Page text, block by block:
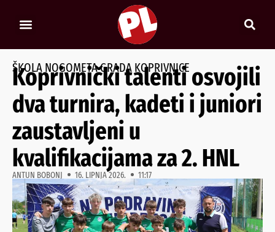
ŠKOLA NOGOMETA GRADA KOPRIVNICE
Koprivnički talenti osvojili
dva turnira, kadeti i juniori
zaustavljeni u
kvalifikacijama za 2. HNL
ANTUN BOBONJ 16. LIPNJA 2026. 11:17